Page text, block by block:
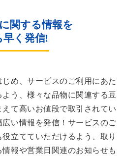
関する情報を
早く発信!
め、サービスのご利用にあた
う、様々な品物に関連する豆
て高いお値段で取引されてい
い情報を発信！サービスのご
立てていただけるよう、取り
報や営業日関連のお知らせも